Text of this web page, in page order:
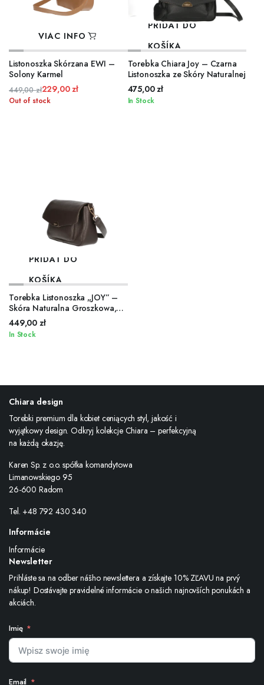
VIAC INFO
Listonoszka Skórzana EWI –
Solony Karmel
449,00zł
Pôvodná
229,00zł
Aktuálna
Out of stock
PRIDAŤ DO
KOŠÍKA
Torebka Chiara Joy – Czarna
Listonoszka ze Skóry Naturalnej
475,00zł
In Stock
PRIDAŤ DO
KOŠÍKA
Torebka Listonoszka „JOY” –
Skóra Naturalna Groszkowa,
Czekolada
449,00 zł
In Stock
Chiara design
Torebki premium dla kobiet ceniących styl, jakość i
wyjątkowy design. Odkryj kolekcje Chiara – perfekcyjną
na każdą okazję.
Karen Sp. z o.o. spółka komandytowa
Limanowskiego 95
26-600 Radom
Tel. +48 792 430 340
Informácie
Informácie
Newsletter
Prihláste sa na odber nášho newslettera a získajte 10% ZĽAVU na prvý
nákup! Dostávajte pravidelné informácie o našich najnovších ponukách a
akciách.
Imię
Email